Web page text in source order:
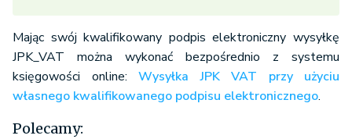
Mając swój kwalifikowany podpis elektroniczny wysyłkę
JPK_VAT można wykonać bezpośrednio z systemu
księgowości online: Wysyłka JPK VAT przy użyciu
własnego kwalifikowanego podpisu elektronicznego.
Polecamy: